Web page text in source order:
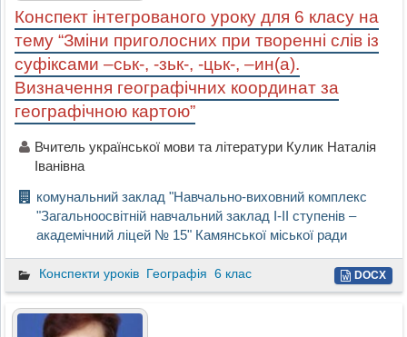
Конспект інтегрованого уроку для 6 класу на
тему “Зміни приголосних при творенні слів із
суфіксами –ськ-, -зьк-, -цьк-, –ин(а).
Визначення географічних координат за
географічною картою”
Вчитель української мови та літератури Кулик Наталія
Іванівна
комунальний заклад "Навчально-виховний комплекс
"Загальноосвітній навчальний заклад І-ІІ ступенів –
академічний ліцей № 15" Камянської міської ради
Конспекти уроків Географія 6 клас DOCX